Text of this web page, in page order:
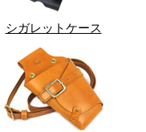
シガレットケース